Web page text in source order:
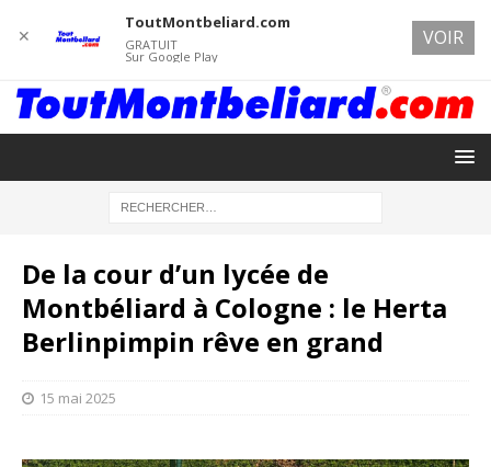
De la cour d’un lycée de
Montbéliard à Cologne : le Herta
Berlinpimpin rêve en grand
15 mai 2025
✕
ToutMontbeliard.com
GRATUIT
Sur Google Play
VOIR